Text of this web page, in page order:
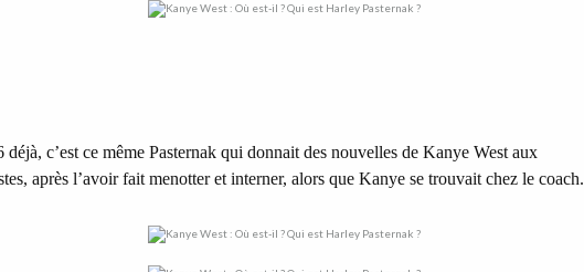
déjà, c’est ce même Pasternak qui donnait des nouvelles de Kanye West aux
après l’avoir fait menotter et interner, alors que Kanye se trouvait chez le coach.